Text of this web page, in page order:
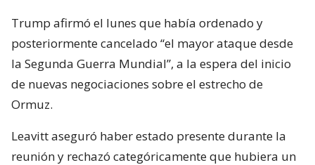
Trump afirmó el lunes que había ordenado y
posteriormente cancelado “el mayor ataque desde
la Segunda Guerra Mundial”, a la espera del inicio
de nuevas negociaciones sobre el estrecho de
Ormuz.
Leavitt aseguró haber estado presente durante la
reunión y rechazó categóricamente que hubiera un